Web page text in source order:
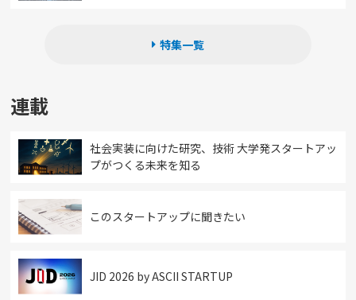
特集一覧
連載
社会実装に向けた研究、技術 大学発スタートアッ
プがつくる未来を知る
このスタートアップに聞きたい
JID 2026 by ASCII STARTUP